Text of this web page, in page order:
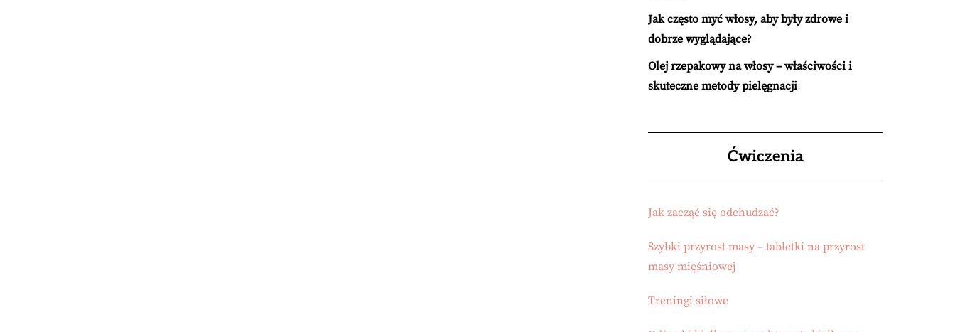
Jak często myć włosy, aby były zdrowe i
dobrze wyglądające?
Olej rzepakowy na włosy – właściwości i
skuteczne metody pielęgnacji
Ćwiczenia
Jak zacząć się odchudzać?
Szybki przyrost masy – tabletki na przyrost
masy mięśniowej
Treningi siłowe